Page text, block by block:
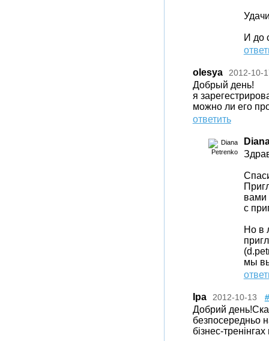
И до
olesya 2012-10-
Добрый день!
я
можно ли его
ответить
вами
с
Но в
мы
Іра 2012-10-13 #
Добрий
безпосередньо
бізнес-